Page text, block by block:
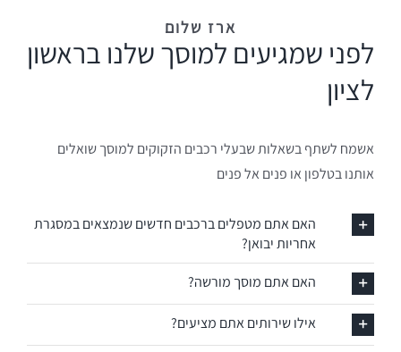
ארז שלום
ארז שלום
לפני שמגיעים למוסך שלנו בראשון
לציון
אשמח לשתף בשאלות שבעלי רכבים הזקוקים למוסך שואלים
אותנו בטלפון או פנים אל פנים
האם אתם מטפלים ברכבים חדשים שנמצאים במסגרת
אחריות יבואן?
האם אתם מוסך מורשה?
אילו שירותים אתם מציעים?